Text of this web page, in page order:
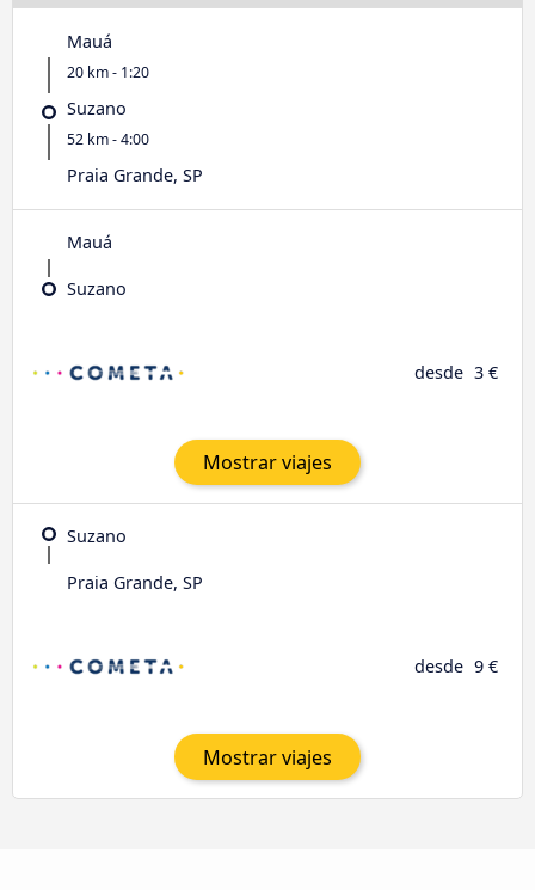
Mauá
20 km - 1:20
Suzano
52 km - 4:00
Praia Grande, SP
Mauá
Suzano
desde 3 €
Mostrar viajes
Suzano
Praia Grande, SP
desde 9 €
Mostrar viajes